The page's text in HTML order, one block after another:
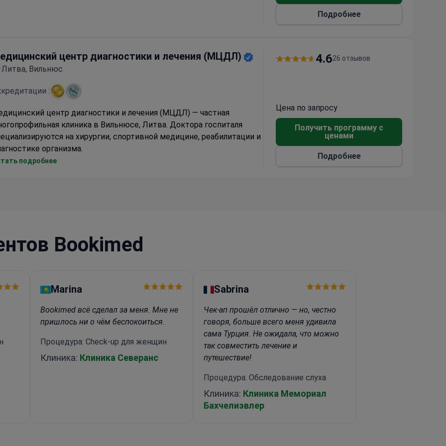
Подробнее
центр диагностики и лечения (МЦДЛ)
Литва, Вильнюс
:
центр диагностики и лечения (МЦДЛ) — частная
клиника в Вильнюсе, Литва. Доктора госпиталя
на хирургии, спортивной медицине, реабилитации и
организма.
отмечен сертификатом качества Дипломатического
подробнее
4.626 отзывов
Цена по запросу
Получить программу с
ценами
Подробнее
Bookimed
Marina
Bookimed всё сделал за меня. Мне не
пришлось ни о чём беспокоиться.
Процедура: Check-up для женщин
Клиника: Клиника Северанс
Sabrina
Чек-ап прошёл отлично — но, честно
говоря, больше всего меня удивила
сама Турция. Не ожидала, что можно
так совместить лечение и
путешествие!
Процедура: Обследование слуха
Клиника: Клиника Мемориал
Бахчелиэвлер